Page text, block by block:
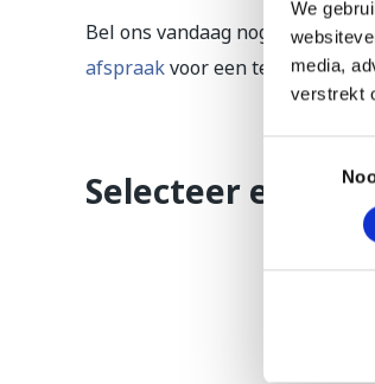
We
media,
verstrekt
Bel ons vandaag nog op010 260
afspraakvoor een telefoon
Selecteer een